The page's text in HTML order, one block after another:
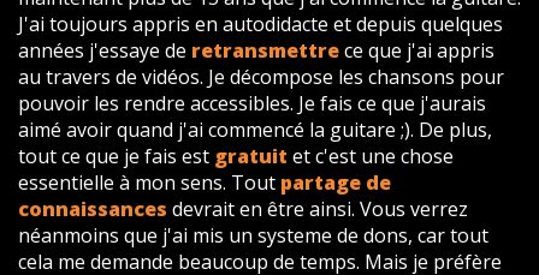
J'ai toujours appris en autodidacte et depuis quelques
années j'essaye de retransmettrece que j'ai appris
au travers de vidéos. Je décompose les chansons pour
pouvoir les rendre accessibles. Je fais ce que j'aurais
aimé avoir quand j'ai commencé la guitare ;). De plus,
tout ce que je fais est gratuit et c'est une chose
essentielle à mon sens. Tout partage de
connaissances devrait en être ainsi. Vous verrez
néanmoins que j'ai mis un systeme de dons, car tout
cela me demande beaucoup de temps. Mais je préfère